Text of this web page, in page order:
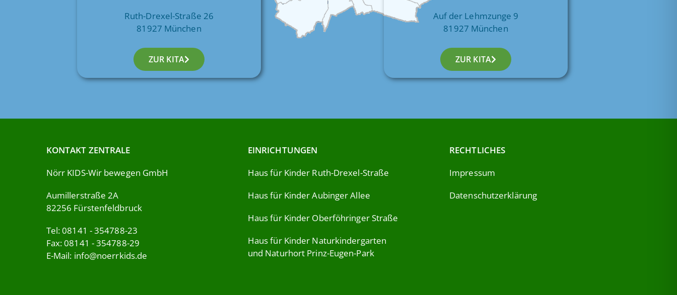
Ruth-Drexel-Straße 26
81927 München
ZUR KITA
Auf der Lehmzunge 9
81927 München
ZUR KITA
KONTAKT ZENTRALE
Nörr KIDS-Wir bewegen GmbH
Aumillerstraße 2A
82256 Fürstenfeldbruck
Tel: 08141 - 354788-23
Fax: 08141 - 354788-29
E-Mail: info@noerrkids.de
EINRICHTUNGEN
Haus für Kinder Ruth-Drexel-Straße
Haus für Kinder Aubinger Allee
Haus für Kinder Oberföhringer Straße
Haus für Kinder Naturkindergarten
und Naturhort Prinz-Eugen-Park
RECHTLICHES
Impressum
Datenschutzerklärung